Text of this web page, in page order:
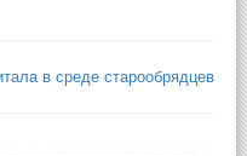
в среде старообрядцев